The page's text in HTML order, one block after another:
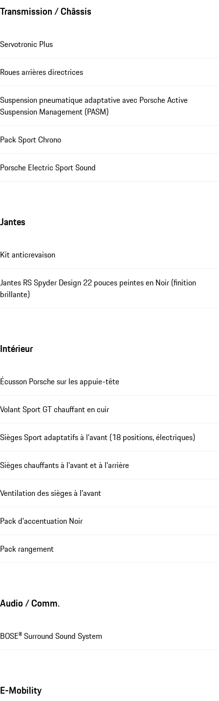
Transmission / Châssis
Servotronic Plus
Roues arrières directrices
Suspension pneumatique adaptative avec Porsche Active
Suspension Management (PASM)
Pack Sport Chrono
Porsche Electric Sport Sound
Jantes
Kit anticrevaison
Jantes RS Spyder Design 22 pouces peintes en Noir (finition
brillante)
Intérieur
Écusson Porsche sur les appuie-tête
Volant Sport GT chauffant en cuir
Sièges Sport adaptatifs à l'avant (18 positions, électriques)
Sièges chauffants à l'avant et à l'arrière
Ventilation des sièges à l'avant
Pack d'accentuation Noir
Pack rangement
Audio / Comm.
BOSE® Surround Sound System
E-Mobility